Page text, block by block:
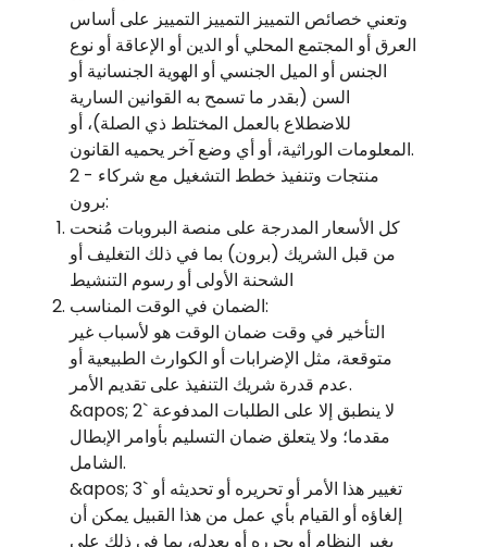
وتعني خصائص التمييز التمييز التمييز على أساس
العرق أو المجتمع المحلي أو الدين أو الإعاقة أو نوع
الجنس أو الميل الجنسي أو الهوية الجنسانية أو
السن (بقدر ما تسمح به القوانين السارية
للاضطلاع بالعمل المختلط ذي الصلة)، أو
المعلومات الوراثية، أو أي وضع آخر يحميه القانون.
2 - منتجات وتنفيذ خطط التشغيل مع شركاء
برون:
كل الأسعار المدرجة على منصة البروبات مُنحت
من قبل الشريك (برون) بما في ذلك التغليف أو
الشحنة الأولى أو رسوم التنشيط
الضمان في الوقت المناسب:
التأخير في وقت ضمان الوقت هو لأسباب غير
متوقعة، مثل الإضرابات أو الكوارث الطبيعية أو
عدم قدرة شريك التنفيذ على تقديم الأمر.
&apos; 2` لا ينطبق إلا على الطلبات المدفوعة
مقدما؛ ولا يتعلق ضمان التسليم بأوامر الإبطال
الشامل.
&apos; 3` تغيير هذا الأمر أو تحريره أو تحديثه أو
إلغاؤه أو القيام بأي عمل من هذا القبيل يمكن أن
يغير النظام أو يحرره أو يعدله، بما في ذلك على